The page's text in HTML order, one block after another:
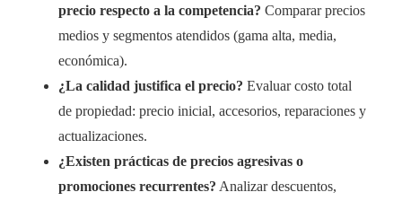
precio respecto a la competencia? Comparar precios
medios y segmentos atendidos (gama alta, media,
económica).
¿La calidad justifica el precio? Evaluar costo total
de propiedad: precio inicial, accesorios, reparaciones y
actualizaciones.
¿Existen prácticas de precios agresivas o
promociones recurrentes? Analizar descuentos,